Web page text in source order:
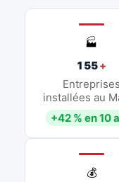
🏭
155+
Entreprises
installées au
+42 % en 10
💰